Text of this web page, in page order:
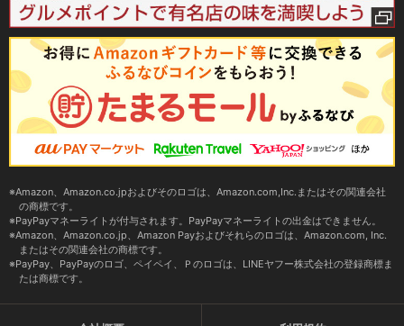
Amazon、Amazon.co.jpおよびそのロゴは、Amazon.com,Inc.またはその関連会社
の商標です。
PayPayマネーライトが付与されます。PayPayマネーライトの出金はできません。
Amazon、Amazon.co.jp、Amazon Payおよびそれらのロゴは、Amazon.com, Inc.
またはその関連会社の商標です。
PayPay、PayPayのロゴ、ペイペイ、Ｐのロゴは、LINEヤフー株式会社の登録商標ま
たは商標です。